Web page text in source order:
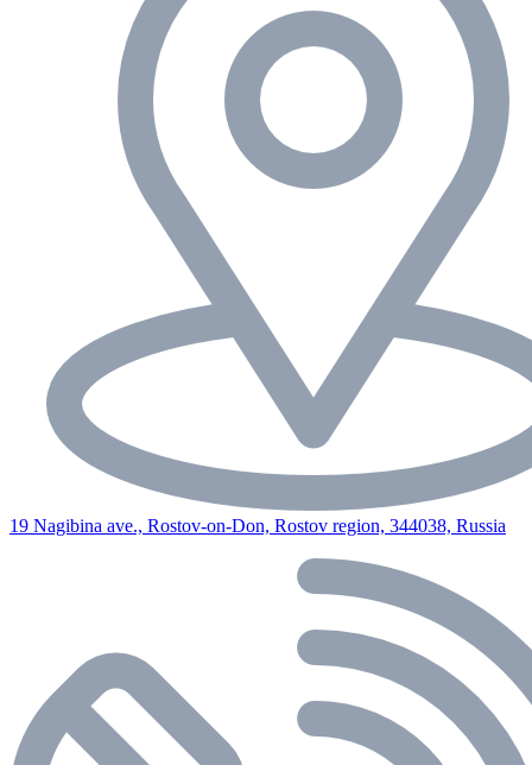
19 Nagibina ave., Rostov-on-Don, Rostov region, 344038, Russia